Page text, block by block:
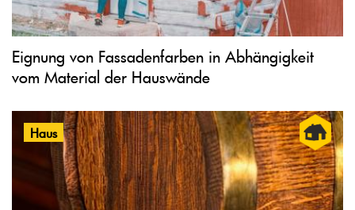
Eignung von Fassadenfarben in Abhängigkeit
vom Material der Hauswände
Haus